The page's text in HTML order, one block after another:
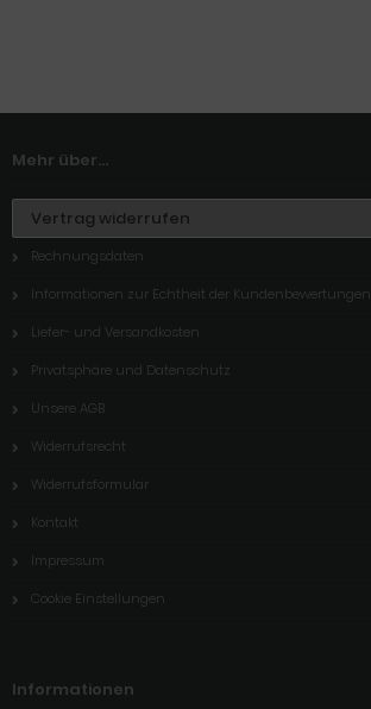
Mehr über...
Vertrag widerrufen
Rechnungsdaten
Informationen zur Echtheit der Kundenbewertungen
Liefer- und Versandkosten
Privatsphäre und Datenschutz
Unsere AGB
Widerrufsrecht
Widerrufsformular
Kontakt
Impressum
Cookie Einstellungen
Informationen